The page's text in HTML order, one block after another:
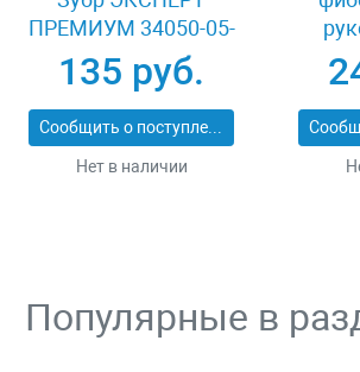
ПРЕМИУМ 34050-05-
25_z01
135 руб.
Сообщить о поступлении
Нет в наличии
Популярные в